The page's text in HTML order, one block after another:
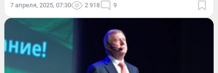
7 апреля, 2025, 07:30 2 918 9